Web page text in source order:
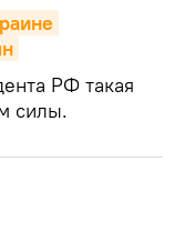
РФ такая
силы.